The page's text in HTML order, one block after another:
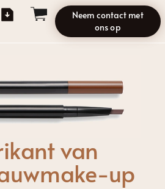
Neem contact met
ons op
van
up